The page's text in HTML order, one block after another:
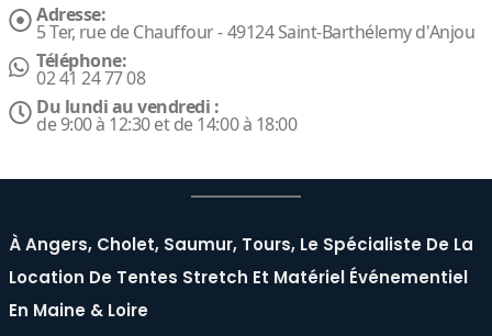
Adresse:
5 Ter, rue de Chauffour - 49124 Saint-Barthélemy d'Anjou
Téléphone:
02 41 24 77 08
Du lundi au vendredi :
de 9:00 à 12:30 et de 14:00 à 18:00
À Angers, Cholet, Saumur, Tours, Le Spécialiste De La
Location De Tentes Stretch Et Matériel Événementiel
En Maine & Loire